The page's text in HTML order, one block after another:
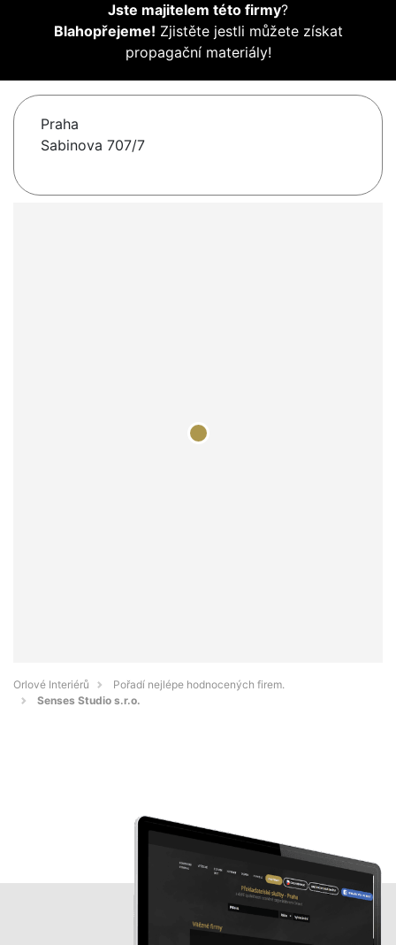
Jste majitelem této firmy?
Blahopřejeme! Zjistěte jestli můžete získat
propagační materiály!
Praha
Sabinova 707/7
Orlové Interiérů
Pořadí nejlépe hodnocených firem.
Senses Studio s.r.o.